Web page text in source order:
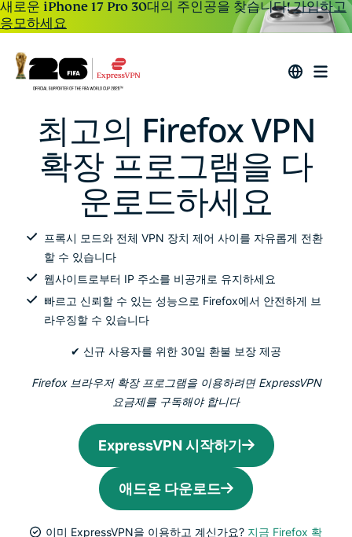
새로운 iPhone 17 Pro 30대의 주인공을 찾습니다!가입하고
응모하세요
최고의 Firefox VPN
확장 프로그램을 다
운로드하세요
프록시 모드와 전체 VPN 장치 제어 사이를 자유롭게 전환
할 수 있습니다
웹사이트로부터 IP 주소를 비공개로 유지하세요
빠르고 신뢰할 수 있는 성능으로 Firefox에서 안전하게 브
라우징할 수 있습니다
✔ 신규 사용자를 위한 30일 환불 보장 제공
Firefox 브라우저 확장 프로그램을 이용하려면 ExpressVPN
요금제를 구독해야 합니다
ExpressVPN 시작하기
애드온 다운로드
이미 ExpressVPN을 이용하고 계신가요? 지금 Firefox 확